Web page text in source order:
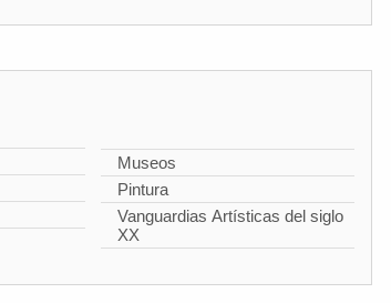
Museos
Pintura
Vanguardias Artísticas del siglo
XX